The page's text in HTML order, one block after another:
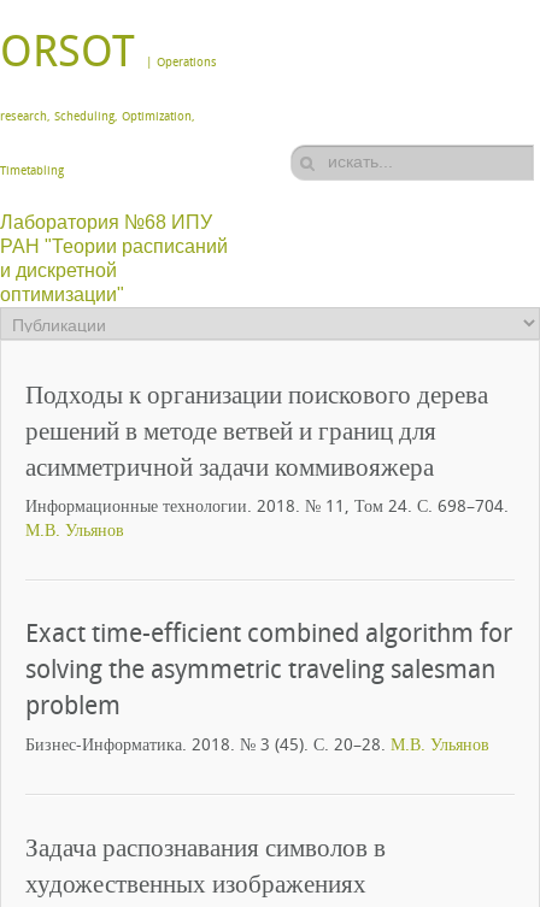
ORSOT | Operations
research, Scheduling, Optimization,
Timetabling
Лаборатория №68 ИПУ
РАН "Теории расписаний
и дискретной
оптимизации"
Подходы к организации поискового дерева
решений в методе ветвей и границ для
асимметричной задачи коммивояжера
Информационные технологии. 2018. № 11, Том 24. С. 698–704.
М.В. Ульянов
Exact time-efficient combined algorithm for
solving the asymmetric traveling salesman
problem
Бизнес-Информатика. 2018. № 3 (45). С. 20–28. М.В. Ульянов
Задача распознавания символов в
художественных изображениях